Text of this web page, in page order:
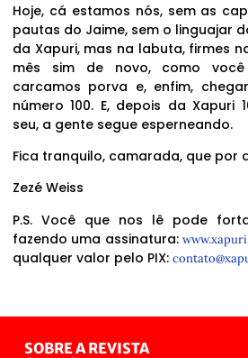
Hoje, cá estamos nós, sem as
pautas do Jaime, sem o linguajar
da Xapuri, mas na labuta, firmes
mês sim de novo, como você
carcamos porva e, enfim,
número 100. E, depois da Xapuri
seu, a gente segue esperneando.
Fica tranquilo, camarada, que por
Zezé Weiss
P.S. Você que nos lê pode
fazendo uma assinatura:
qualquer valor pelo PIX:
SOBRE A REVISTA